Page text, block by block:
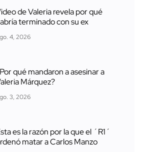
de Valeria revela por qué
terminado con su ex
4, 2026
qué mandaron a asesinar a
Márquez?
3, 2026
es la razón por la que el ´R1´
matar a Carlos Manzo